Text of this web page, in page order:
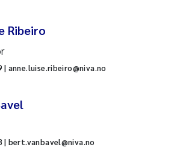
Ribeiro
| anne.luise.ribeiro@niva.no
| bert.vanbavel@niva.no